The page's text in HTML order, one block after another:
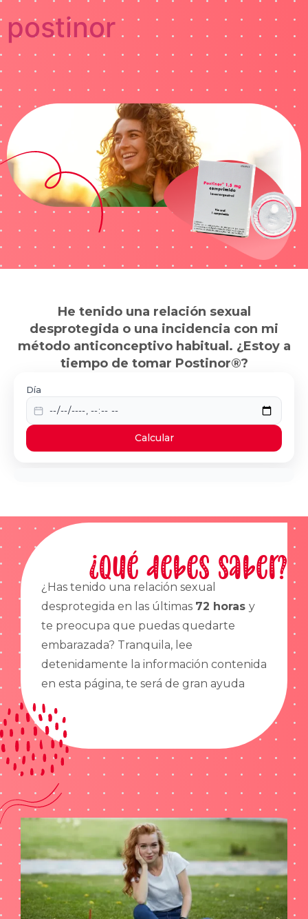
postinor
He tenido una relación sexual
desprotegida o una incidencia con mi
método anticonceptivo habitual. ¿Estoy a
tiempo de tomar Postinor®?
Día
Calcular
¿Qué debes saber?
¿Has tenido una relación sexual
desprotegida en las últimas 72 horas y
te preocupa que puedas quedarte
embarazada? Tranquila, lee
detenidamente la información contenida
en esta página, te será de gran ayuda